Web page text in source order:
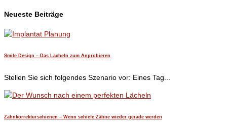
Neueste Beiträge
Smile Design – Das Lächeln zum Anprobieren
Stellen Sie sich folgendes Szenario vor: Eines Tag...
Zahnkorrekturschienen – Wenn schiefe Zähne wieder gerade werden